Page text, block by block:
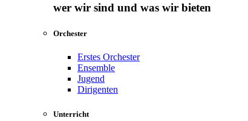
wer wir sind und was wir bieten
Orchester
Erstes Orchester
Ensemble
Jugend
Dirigenten
Unterricht